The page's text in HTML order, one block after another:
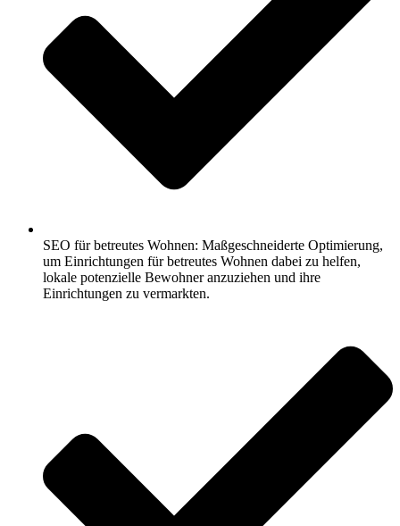
SEO für betreutes Wohnen: Maßgeschneiderte Optimierung,
um Einrichtungen für betreutes Wohnen dabei zu helfen,
lokale potenzielle Bewohner anzuziehen und ihre
Einrichtungen zu vermarkten.